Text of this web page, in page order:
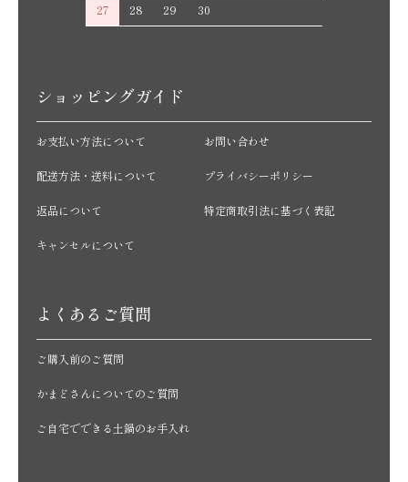
27
28 29 30
ショッピングガイド
お支払い方法について
配送方法・送料について
返品について
キャンセルについて
お問い合わせ
プライバシーポリシー
特定商取引法に基づく表記
よくあるご質問
ご購入前のご質問
かまどさんについてのご質問
ご自宅でできる土鍋のお手入れ